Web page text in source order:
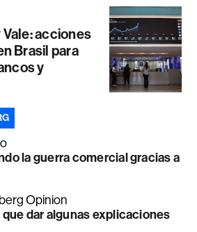
acciones
Brasil para
y
la guerra comercial gracias a
Opinion
dar algunas explicaciones